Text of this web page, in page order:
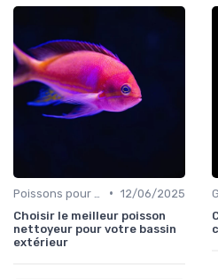
• 12/06/2025
Choisir le meilleur poisson
nettoyeur pour votre bassin
extérieur